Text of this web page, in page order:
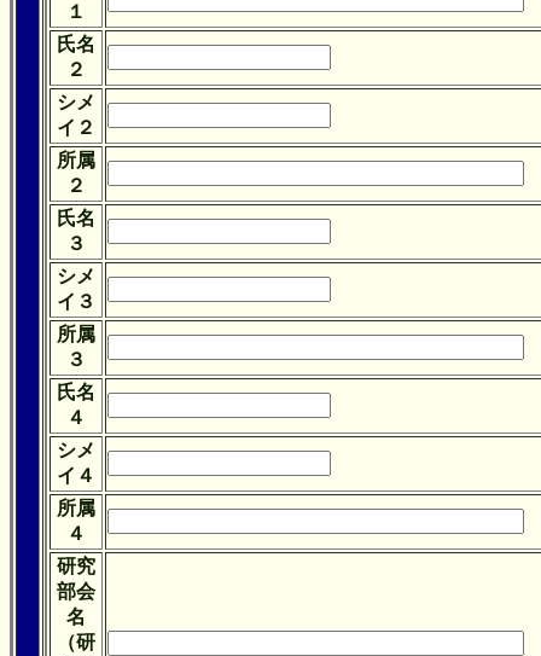
１
氏名
２
シメ
イ２
所属
２
氏名
３
シメ
イ３
所属
３
氏名
４
シメ
イ４
所属
４
研究
部会
名
（研